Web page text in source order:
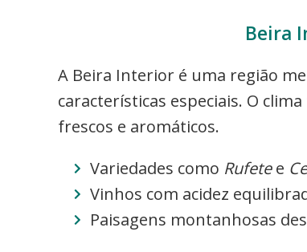
Beira
A Beira Interior é uma região
características especiais. O
frescos e aromáticos.
Variedades como Rufetee
Vinhos com acidez
Paisagens montanhosas